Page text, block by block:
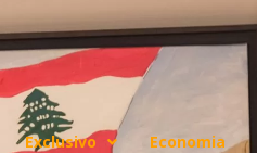
Exclusivo Economia